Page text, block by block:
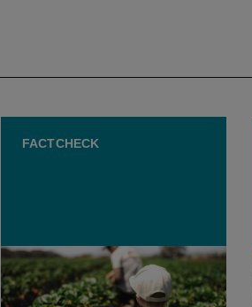
FACTCHECK
Na heisa in de media:
“Verboden pesticiden” op